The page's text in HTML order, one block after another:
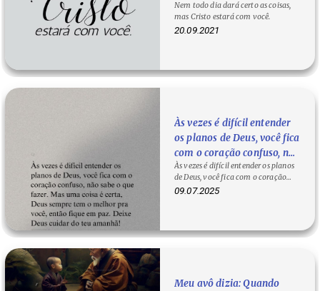
Nem todo dia dará certo as coisas,
mas Cristo estará com você.
20.09.2021
Às vezes é difícil entender
os planos de Deus, você fica
com o coração confuso, não
sabe o que fazer. Mas uma
coisa é certa, Deus sempre
tem o melhor pra você,
Deus cuidar do teu
Às vezes é difícil entender os planos
de Deus, você fica com o coração
confuso, não sabe o que fazer. Mas…
09.07.2025
Meu avô dizia: Quando